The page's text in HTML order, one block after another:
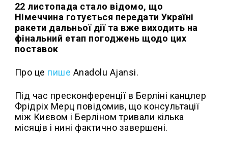
22 листопада стало відомо, що
Німеччина готується передати Україні
ракети дальньої дії та вже виходить на
фінальний етап погоджень щодо цих
поставок
Про це пише Anadolu Ajansi.
Під час пресконференції в Берліні канцлер
Фрідріх Мерц повідомив, що консультації
між Києвом і Берліном тривали кілька
місяців і нині фактично завершені.